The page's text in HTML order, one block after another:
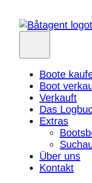
Boote
Boot
Verkauft
Das
Extras
Über uns
Kontakt